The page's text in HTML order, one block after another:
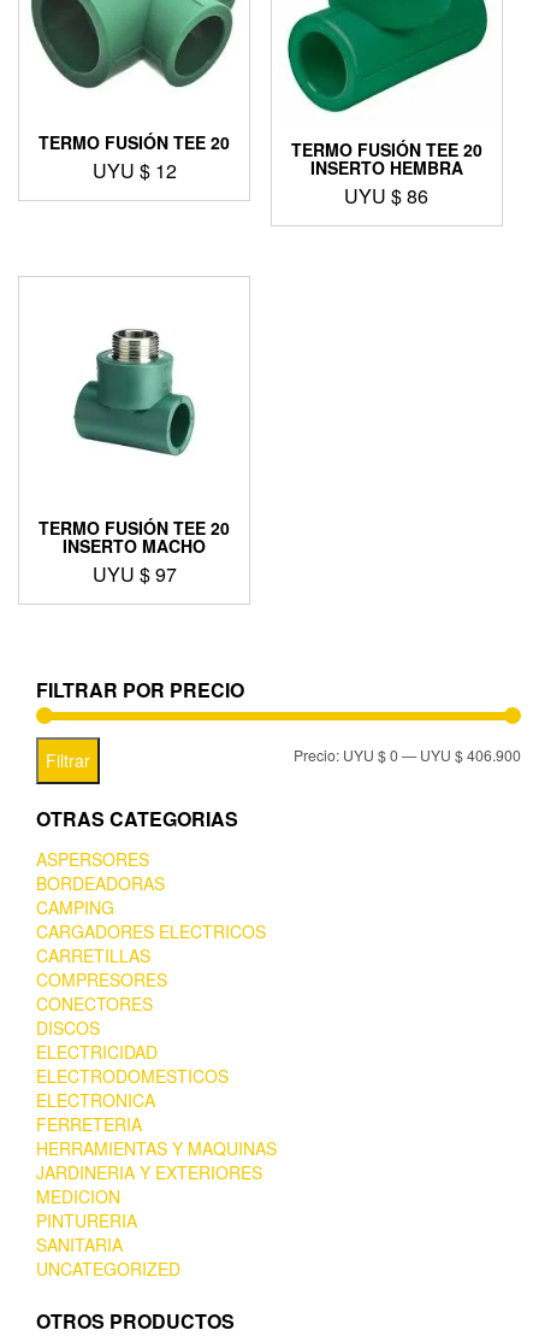
TERMO FUSIÓN TEE 20
UYU $ 12
TERMO FUSIÓN TEE 20
INSERTO HEMBRA
UYU $86
TERMO FUSIÓN TEE 20
INSERTO MACHO
UYU $97
FILTRAR POR PRECIO
Filtrar Precio: UYU $ 0—UYU $ 406.900
OTRAS CATEGORIAS
ASPERSORES
BORDEADORAS
CAMPING
CARGADORES ELECTRICOS
CARRETILLAS
COMPRESORES
CONECTORES
DISCOS
ELECTRICIDAD
ELECTRODOMESTICOS
ELECTRONICA
FERRETERIA
HERRAMIENTAS Y MAQUINAS
JARDINERIA Y EXTERIORES
MEDICION
PINTURERIA
SANITARIA
UNCATEGORIZED
OTROS PRODUCTOS